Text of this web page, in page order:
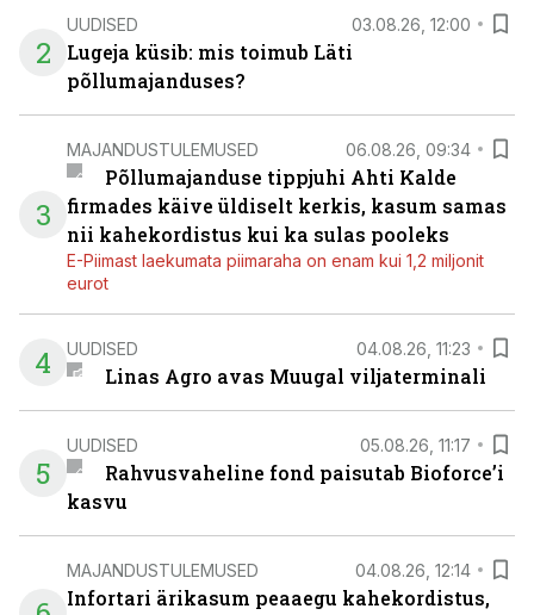
2
UUDISED 03.08.26, 12:00
Lugeja küsib: mis toimub Läti
põllumajanduses?
3
MAJANDUSTULEMUSED 06.08.26, 09:34
Põllumajanduse tippjuhi Ahti Kalde
firmades käive üldiselt kerkis, kasum samas
nii kahekordistus kui ka sulas pooleks
E-Piimast laekumata piimaraha on enam kui 1,2 miljonit
eurot
4 UUDISED 04.08.26, 11:23
Linas Agro avas Muugal viljaterminali
5
UUDISED 05.08.26, 11:17
Rahvusvaheline fond paisutab Bioforce’i
kasvu
MAJANDUSTULEMUSED 04.08.26, 12:14
Infortari ärikasum peaaegu kahekordistus,